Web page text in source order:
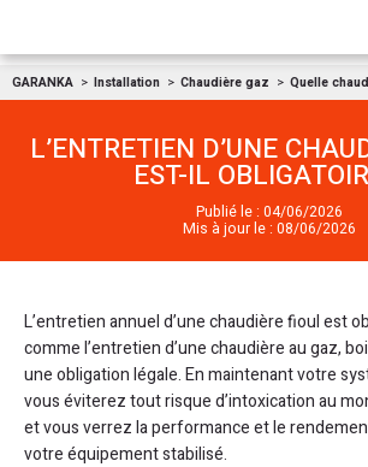
GARANKA Installation Chaudière gaz Quelle
L’ENTRETIEN D’UNE
EST-IL
Publié le : 04/06/2026
Mis à jour le : 08/06/2026
L’entretien annuel d’une chaudière fioul est
comme l’entretien d’une chaudière au gaz,
une obligation légale. En maintenant votre
vous éviterez tout risque d’intoxication au
et vous verrez la performance et le
votre équipement stabilisé.